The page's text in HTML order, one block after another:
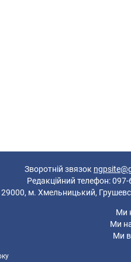
Зворотній звязок
Редакційний телефон: 097-
м. Хмельницький,
Ми
Ми
Ми в